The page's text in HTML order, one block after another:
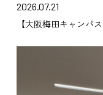
2026.07.21
【大阪梅田キャンパ